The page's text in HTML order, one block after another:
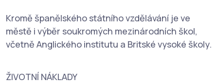
Kromě španělského státního vzdělávání je ve
městě i výběr soukromých mezinárodních škol,
včetně Anglického institutu a Britské vysoké školy.
ŽIVOTNÍ NÁKLADY